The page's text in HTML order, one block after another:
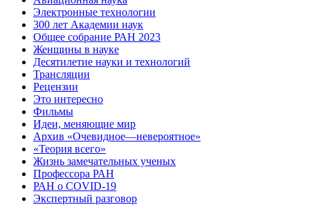
Электронные технологии
300 лет Академии наук
Общее собрание РАН 2023
Женщины в науке
Десятилетие науки и технологий
Трансляции
Рецензии
Это интересно
Фильмы
Идеи, меняющие мир
Архив «Очевидное—невероятное»
«Теория всего»
Жизнь замечательных ученых
Профессора РАН
РАН о COVID-19
Экспертный разговор